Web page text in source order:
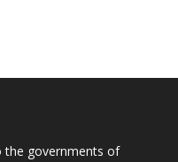
the governments of